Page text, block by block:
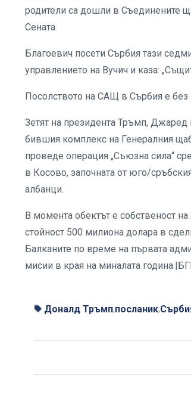
родители са дошли в Съединените
Сената.
Благоевич посети Сърбия тази
управлението на Вучич и каза:
Посолството на САЩ в Сърбия е без
Зетят на президента Тръмп,
бившия комплекс на Генералния
проведе операция „Съюзна сила“
в Косово, започната от юго/
албанци.
В момента обектът е собственост
стойност 500 милиона долара в
Балканите по време на първата
мисии в края на миналата
Доналд Тръмп,посланик,